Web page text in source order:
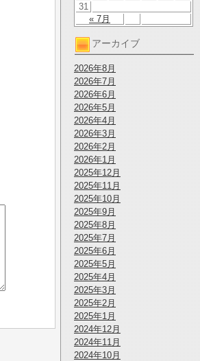
« 7月
31
アーカイブ
2026年8月
2026年7月
2026年6月
2026年5月
2026年4月
2026年3月
2026年2月
2026年1月
2025年12月
2025年11月
2025年10月
2025年9月
2025年8月
2025年7月
2025年6月
2025年5月
2025年4月
2025年3月
2025年2月
2025年1月
2024年12月
2024年11月
2024年10月